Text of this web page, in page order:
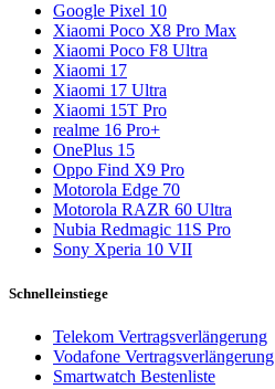
Google Pixel 10
Xiaomi Poco X8 Pro Max
Xiaomi Poco F8 Ultra
Xiaomi 17
Xiaomi 17 Ultra
Xiaomi 15T Pro
realme 16 Pro+
OnePlus 15
Oppo Find X9 Pro
Motorola Edge 70
Motorola RAZR 60 Ultra
Nubia Redmagic 11S Pro
Sony Xperia 10 VII
Schnelleinstiege
Telekom Vertragsverlängerung
Vodafone Vertragsverlängerung
Smartwatch Bestenliste